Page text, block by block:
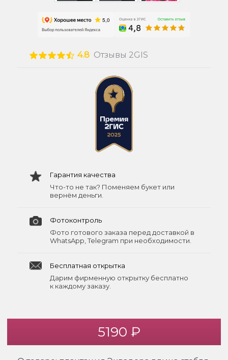
4.8 Отзывы 2GIS
Гарантия качества
Что-то не так? Поменяем букет или
вернём деньги.
Фотоконтроль
Фото готового заказа перед доставкой в
WhatsApp, Telegram при необходимости.
Бесплатная открытка
Дарим фирменную открытку бесплатно
к каждому заказу.
5190 ₽